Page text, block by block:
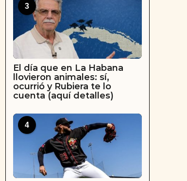
3
El día que en La Habana
llovieron animales: sí,
ocurrió y Rubiera te lo
cuenta (aquí detalles)
4